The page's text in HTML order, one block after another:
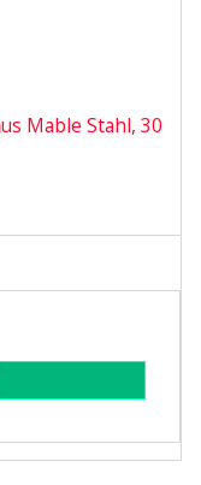
Mable Stahl, 30